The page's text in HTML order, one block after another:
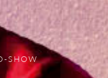
SHOW